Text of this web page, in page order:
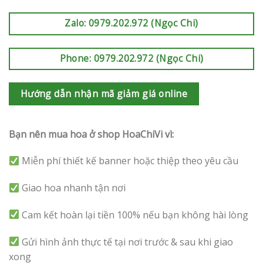
Zalo: 0979.202.972 (Ngọc Chi)
Phone: 0979.202.972 (Ngọc Chi)
Hướng dẫn nhận mã giảm giá online
Bạn nên mua hoa ở shop HoaChiVi vì:
Miễn phí thiết kế banner hoặc thiệp theo yêu cầu
Giao hoa nhanh tận nơi
Cam kết hoàn lại tiền 100% nếu bạn không hài lòng
Gửi hình ảnh thực tế tại nơi trước & sau khi giao
xong